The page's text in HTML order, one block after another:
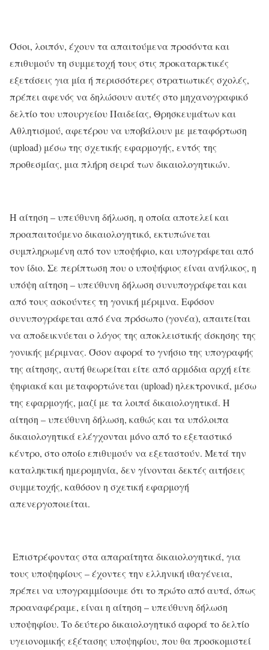
Όσοι, λοιπόν, έχουν τα απαιτούμενα προσόντα και
επιθυμούν τη συμμετοχή τους στις προκαταρκτικές
εξετάσεις για μία ή περισσότερες στρατιωτικές σχολές,
πρέπει αφενός να δηλώσουν αυτές στο μηχανογραφικό
δελτίο του υπουργείου Παιδείας, Θρησκευμάτων και
Αθλητισμού, αφετέρου να υποβάλουν με μεταφόρτωση
(upload) μέσω της σχετικής εφαρμογής, εντός της
προθεσμίας, μια πλήρη σειρά των δικαιολογητικών.
Η αίτηση – υπεύθυνη δήλωση, η οποία αποτελεί και
προαπαιτούμενο δικαιολογητικό, εκτυπώνεται
συμπληρωμένη από τον υποψήφιο, και υπογράφεται από
τον ίδιο. Σε περίπτωση που ο υποψήφιος είναι ανήλικος, η
υπόψη αίτηση – υπεύθυνη δήλωση συνυπογράφεται και
από τους ασκούντες τη γονική μέριμνα. Εφόσον
συνυπογράφεται από ένα πρόσωπο (γονέα), απαιτείται
να αποδεικνύεται ο λόγος της αποκλειστικής άσκησης της
γονικής μέριμνας. Όσον αφορά το γνήσιο της υπογραφής
της αίτησης, αυτή θεωρείται είτε από αρμόδια αρχή είτε
ψηφιακά και μεταφορτώνεται (upload) ηλεκτρονικά, μέσω
της εφαρμογής, μαζί με τα λοιπά δικαιολογητικά. Η
αίτηση – υπεύθυνη δήλωση, καθώς και τα υπόλοιπα
δικαιολογητικά ελέγχονται μόνο από το εξεταστικό
κέντρο, στο οποίο επιθυμούν να εξεταστούν. Μετά την
καταληκτική ημερομηνία, δεν γίνονται δεκτές αιτήσεις
συμμετοχής, καθόσον η σχετική εφαρμογή
απενεργοποιείται.
Επιστρέφοντας στα απαραίτητα δικαιολογητικά, για
τους υποψηφίους – έχοντες την ελληνική ιθαγένεια,
πρέπει να υπογραμμίσουμε ότι το πρώτο από αυτά, όπως
προαναφέραμε, είναι η αίτηση – υπεύθυνη δήλωση
υποψηφίου. Το δεύτερο δικαιολογητικό αφορά το δελτίο
υγειονομικής εξέτασης υποψηφίου, που θα προσκομιστεί